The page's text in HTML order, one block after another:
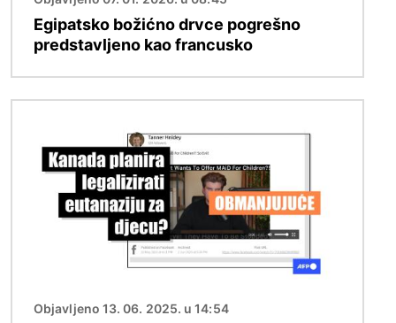
Egipatsko božićno drvce pogrešno
predstavljeno kao francusko
Objavljeno 13. 06. 2025. u 14:54